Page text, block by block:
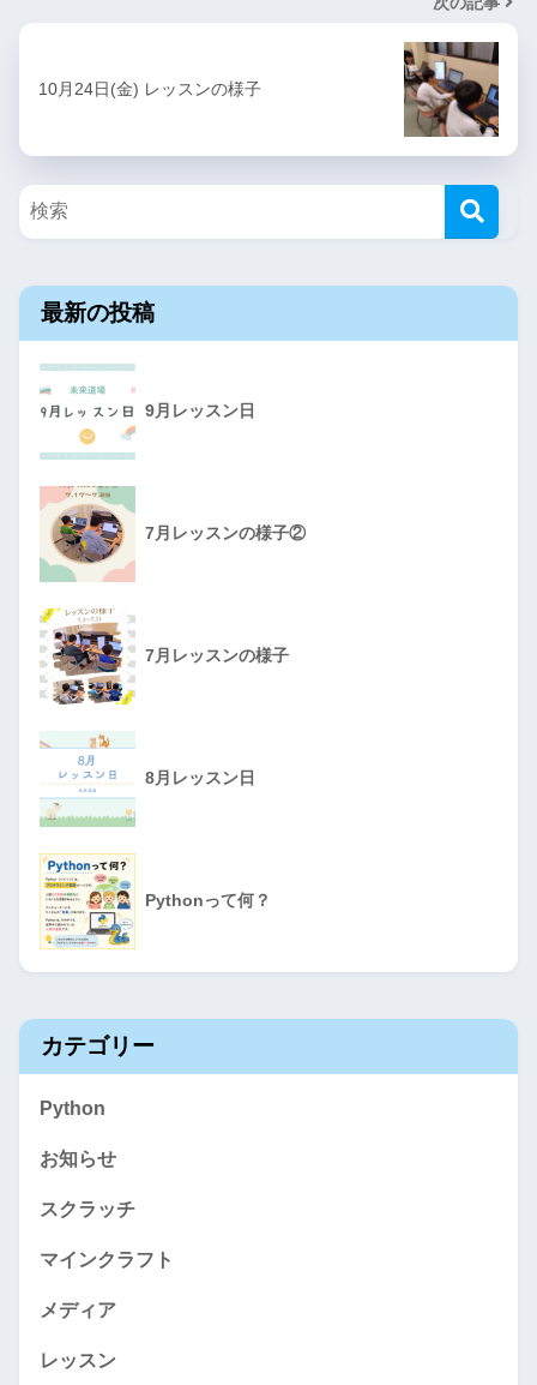
10月24日(金) レッスンの様子
最新の投稿
9月レッスン日
7月レッスンの様子②
7月レッスンの様子
8月レッスン日
Pythonって何？
カテゴリー
Python
お知らせ
スクラッチ
マインクラフト
メディア
レッスン